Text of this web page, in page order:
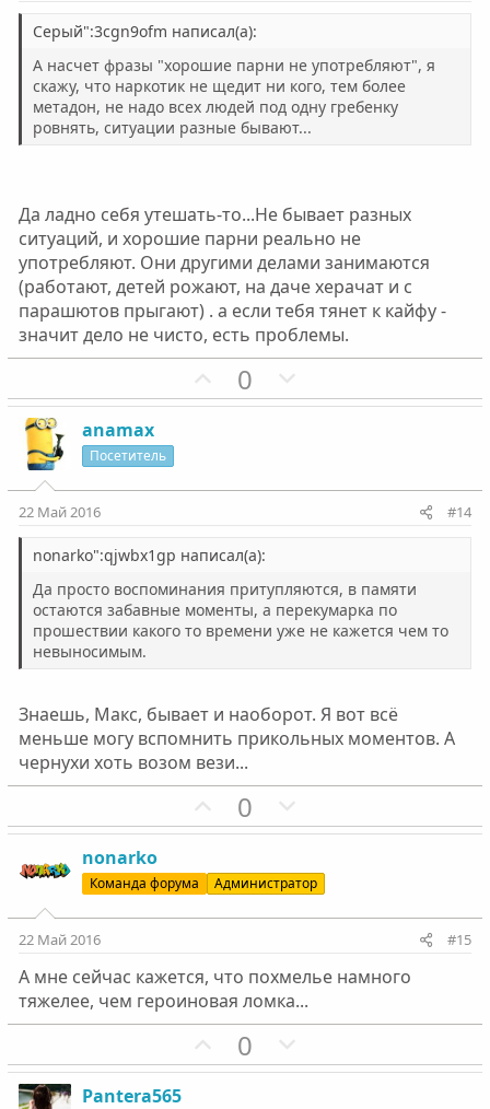
н
ы
й
г
о
с
ы
й
г
о
с
Серый":3cgn9ofm написал(а):
А насчет фразы "хорошие парни не употребляют", я
скажу, что наркотик не щедит ни кого, тем более
метадон, не надо всех людей под одну гребенку
ровнять, ситуации разные бывают...
Да ладно себя утешать-то...Не бывает разных
ситуаций, и хорошие парни реально не
употребляют. Они другими делами занимаются
(работают, детей рожают, на даче херачат и с
парашютов прыгают) . а если тебя тянет к кайфу -
значит дело не чисто, есть проблемы.
П
о
т
н
ы
й
г
о
с
0
е
т
ы
й
г
о
с
anamax
Посетитель
22 Май 2016 #14
nonarko":qjwbx1gp написал(а):
Да просто воспоминания притупляются, в памяти
остаются забавные моменты, а перекумарка по
прошествии какого то времени уже не кажется чем то
невыносимым.
Знаешь, Макс, бывает и наоборот. Я вот всё
меньше могу вспомнить прикольных моментов. А
чернухи хоть возом вези...
П
о
и
т
н
ы
г
0
е
а
т
н
ы
г
nonarko
Команда форума Администратор
22 Май 2016 #15
А мне сейчас кажется, что похмелье намного
тяжелее, чем героиновая ломка...
П
о
0
е
Pantera565